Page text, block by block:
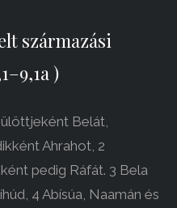
származási
)
Belát,
Ahrahot, 2
pedig Ráfát. 3 Bela
4 Abísúa, Naamán és